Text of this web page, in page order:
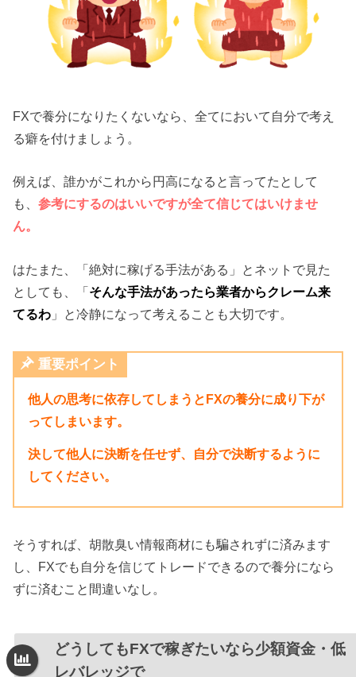
FXで養分になりたくないなら、全てにおいて自分で考え
る癖を付けましょう。
例えば、誰かがこれから円高になると言ってたとして
も、参考にするのはいいですが全て信じてはいけませ
ん。
はたまた、「絶対に稼げる手法がある」とネットで見た
としても、「そんな手法があったら業者からクレーム来
てるわ 」と冷静になって考えることも大切です。
重要ポイント
他人の思考に依存してしまうとFXの養分に成り下が
ってしまいます。
決して他人に決断を任せず、自分で決断するように
してください。
そうすれば、胡散臭い情報商材にも騙されずに済みます
し、FXでも自分を信じてトレードできるので養分になら
ずに済むこと間違いなし。
どうしてもFXで稼ぎたいなら少額資金・低
レバレッジで